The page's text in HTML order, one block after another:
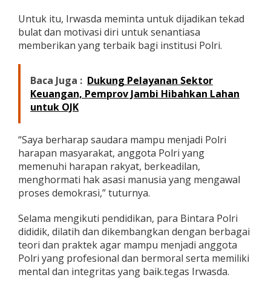
i
d
i
N
o
J
a
m
b
Untuk itu, Irwasda meminta untuk dijadikan tekad
bulat dan motivasi diri untuk senantiasa
memberikan yang terbaik bagi institusi Polri.
Baca Juga : Dukung Pelayanan Sektor
Keuangan, Pemprov Jambi Hibahkan Lahan
untuk OJK
“Saya berharap saudara mampu menjadi Polri
harapan masyarakat, anggota Polri yang
memenuhi harapan rakyat, berkeadilan,
menghormati hak asasi manusia yang mengawal
proses demokrasi,” tuturnya.
Selama mengikuti pendidikan, para Bintara Polri
dididik, dilatih dan dikembangkan dengan berbagai
teori dan praktek agar mampu menjadi anggota
Polri yang profesional dan bermoral serta memiliki
mental dan integritas yang baik.tegas Irwasda.